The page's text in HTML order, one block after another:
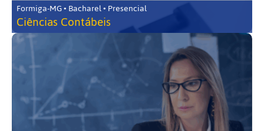
Formiga-MG • Bacharel • Presencial
Ciências Contábeis